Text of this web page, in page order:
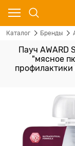
Каталог Бренды
Пауч AWARD
"мясное